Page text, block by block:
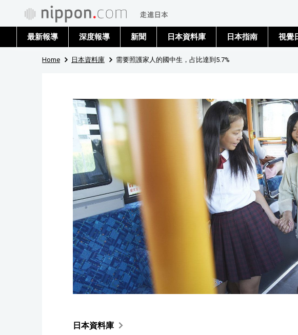
最新報導 深度報導 新聞 日本資料庫 日本指南 視覺
Home 日本資料庫 需要照護家人的國中生，占比達到5.7%
日本資料庫